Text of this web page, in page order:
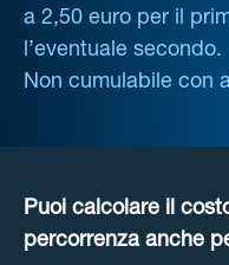
a 2,50 euro per il
l’eventuale secondo.
Non cumulabile con
Puoi calcolare il
percorrenza anche